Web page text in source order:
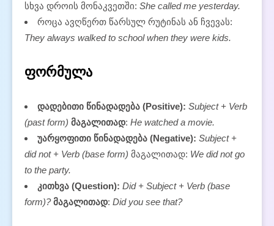
სხვა დროის მონაკვეთში: She called me yesterday.
როცა ავღწერთ წარსულ რუტინას ან ჩვევას:
They always walked to school when they were kids.
ფორმულა
დადებითი წინადადება (Positive): Subject + Verb
(past form) მაგალითად: He watched a movie.
უარყოფითი წინადადება (Negative): Subject +
did not + Verb (base form) მაგალითად: We did not go
to the party.
კითხვა (Question): Did + Subject + Verb (base
form)? მაგალითად: Did you see that?